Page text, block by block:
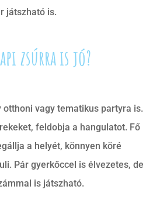
játszható is.
zsúrra is jó?
vagy tematikus partyra is.
feldobja a hangulatot. Fő
a helyét, könnyen köré
Pár gyerkőccel is élvezetes, de
is játszható.